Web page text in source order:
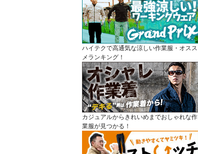
ハイテクで高通気な涼しい作業服・オスス
メランキング！
カジュアルからきれいめまでおしゃれな作
業服が見つかる！